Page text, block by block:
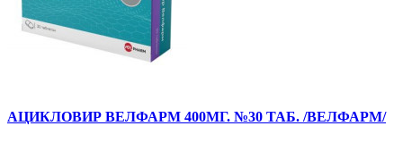
АЦИКЛОВИР ВЕЛФАРМ 400МГ. №30 ТАБ. /ВЕЛФАРМ/